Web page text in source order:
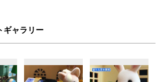
ギャラリー